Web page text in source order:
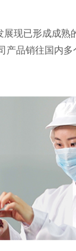
展现已形成成熟
品销往国内多